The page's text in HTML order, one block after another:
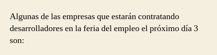
Algunas de las empresas que estarán contratando
desarrolladores en la feria del empleo el próximo día 3
son: